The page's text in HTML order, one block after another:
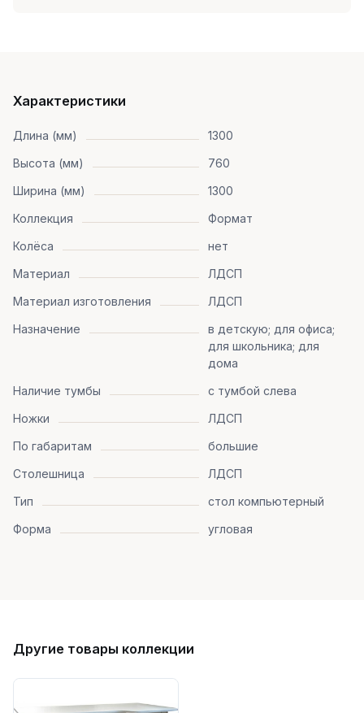
Характеристики
Длина (мм)
1300
Высота (мм)
760
Ширина (мм)
1300
Коллекция
Формат
Колёса
нет
Материал
ЛДСП
Материал изготовления
ЛДСП
Назначение
в детскую; для офиса;
для школьника; для
дома
Наличие тумбы
с тумбой слева
Ножки
ЛДСП
По габаритам
большие
Столешница
ЛДСП
Тип
стол компьютерный
Форма
угловая
Другие товары коллекции